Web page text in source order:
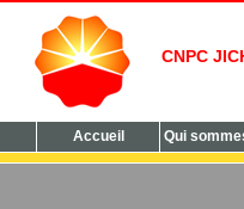
CNPC
Accueil Qui